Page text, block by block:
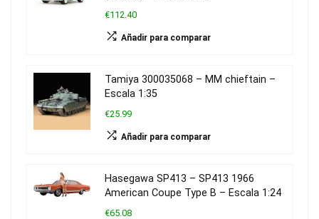
€112.40
Añadir para comparar
Tamiya 300035068 – MM chieftain –
Escala 1:35
€25.99
Añadir para comparar
Hasegawa SP413 – SP413 1966
American Coupe Type B – Escala 1:24
€65.08